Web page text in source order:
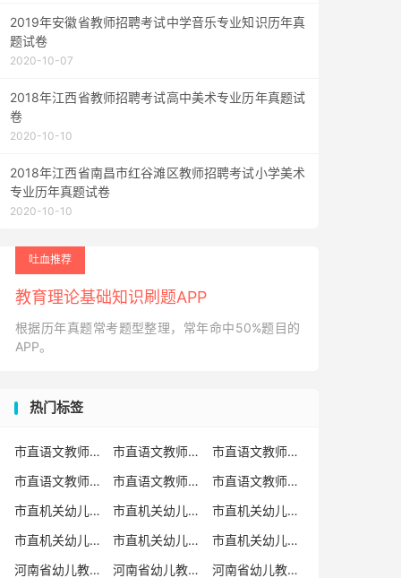
2019年安徽省教师招聘考试中学音乐专业知识历年真
题试卷
2020-10-07
2018年江西省教师招聘考试高中美术专业历年真题试
卷
2020-10-10
2018年江西省南昌市红谷滩区教师招聘考试小学美术
专业历年真题试卷
2020-10-10
吐血推荐
教育理论基础知识刷题APP
根据历年真题常考题型整理，常年命中50%题目的
APP。
热门标签
市直语文教师招聘 市直语文教师招聘考试真题
市直语文教师招聘考试真题卷
市直语文教师编制考试真题
市直语文教师编制考试真题卷
市直语文教师考试
市直机关幼儿教师招聘
市直机关幼儿教师考试
市直机关幼儿教师招聘考试真题
市直机关幼儿教师招聘考试真题卷
市直机关幼儿教师编制考试真题卷
市直机关幼儿教师编制考试真题
河南省幼儿教师招聘
河南省幼儿教师考试
河南省幼儿教师招聘考试真题